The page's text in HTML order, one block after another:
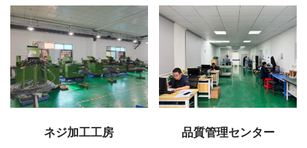
ネジ加工工房 品質管理センター